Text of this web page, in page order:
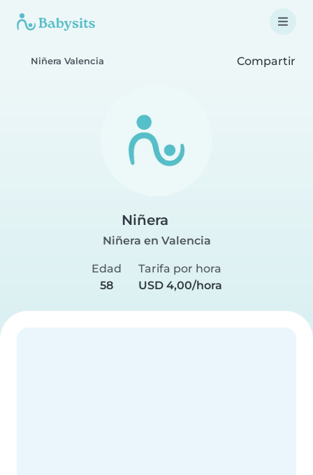
Niñera Valencia Compartir
Niñera
Niñera en Valencia
Edad
58
Tarifa por hora
USD 4,00/hora